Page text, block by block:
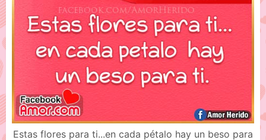
Estas flores para ti...en cada pétalo hay un beso para